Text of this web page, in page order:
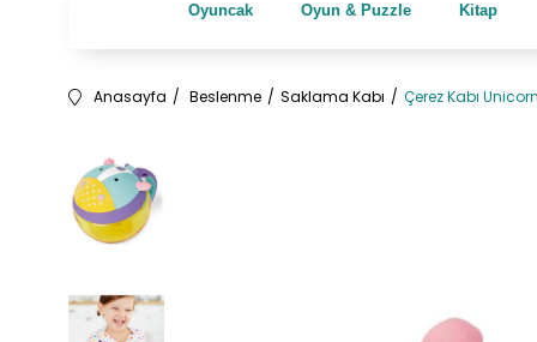
Oyuncak Oyun & Puzzle Kitap
Anasayfa Beslenme Saklama Kabı Çerez Kabı